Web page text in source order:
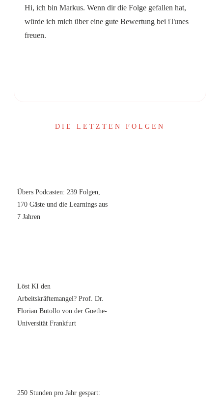
Hi, ich bin Markus. Wenn dir die Folge gefallen hat,
würde ich mich über eine gute Bewertung bei iTunes
freuen.
DIE LETZTEN FOLGEN
Übers Podcasten: 239 Folgen,
170 Gäste und die Learnings aus
7 Jahren
Löst KI den
Arbeitskräftemangel? Prof. Dr.
Florian Butollo von der Goethe-
Universität Frankfurt
250 Stunden pro Jahr gespart: